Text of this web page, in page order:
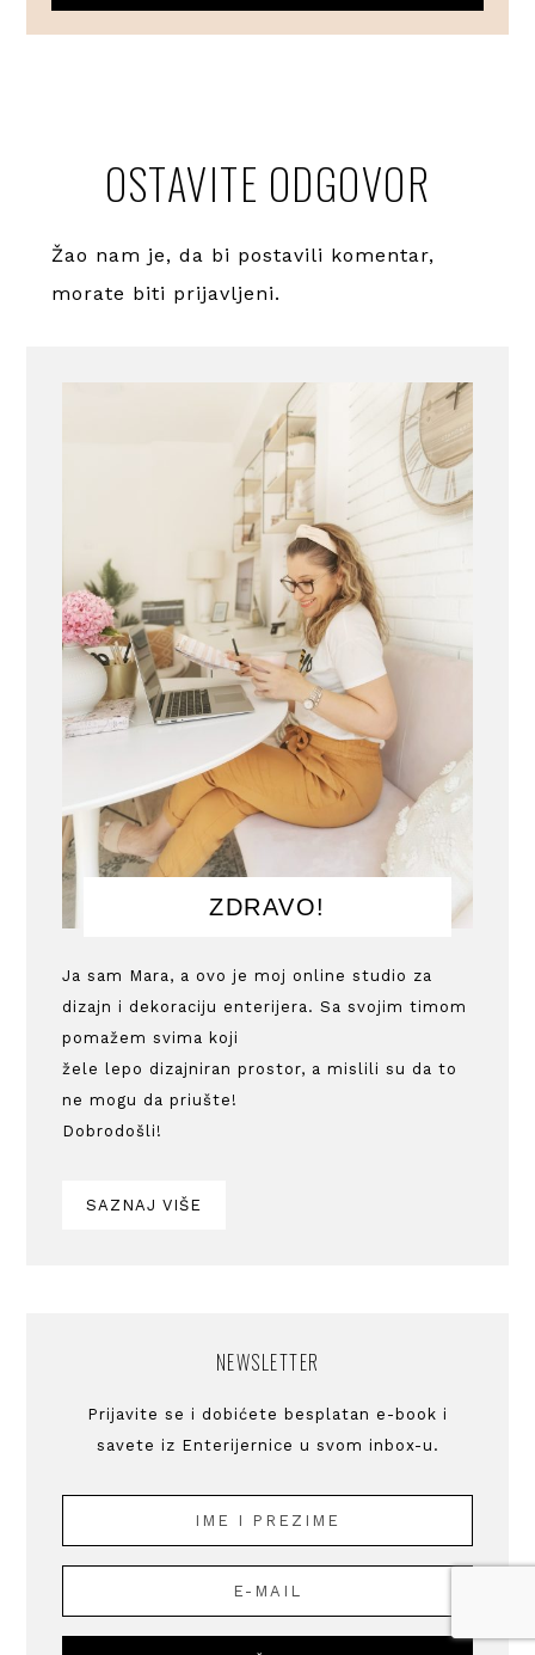
OSTAVITE ODGOVOR
Žao nam je, da bi postavili komentar,
morate biti prijavljeni.
ZDRAVO!
Ja sam Mara, a ovo je moj online studio za
dizajn i dekoraciju enterijera. Sa svojim timom
pomažem svima koji
žele lepo dizajniran prostor, a mislili su da to
ne mogu da priušte!
Dobrodošli!
SAZNAJ VIŠE
NEWSLETTER
Prijavite se i dobićete besplatan e-book i
savete iz Enterijernice u svom inbox-u.